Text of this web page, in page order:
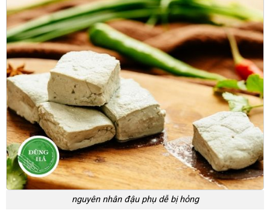
nguyên nhân đậu phụ dễ bị hỏng